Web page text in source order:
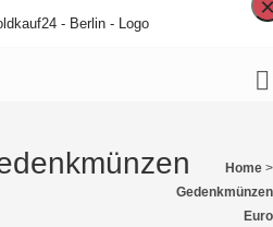
Home >
Gedenkmünzen
Euro